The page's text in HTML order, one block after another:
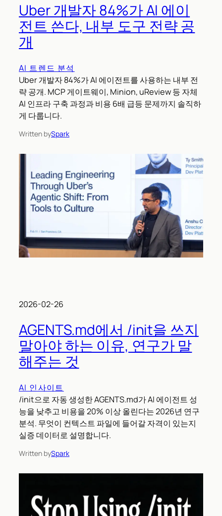
Uber 개발자 84%가 AI 에이
전트 쓴다, 내부 도구 전략 공
개
AI 트렌드 분석
Uber 개발자 84%가 AI 에이전트를 사용하는 내부 전
략 공개. MCP 게이트웨이, Minion, uReview 등 자체
AI 인프라 구축 과정과 비용 6배 급등 문제까지 솔직하
게 다룹니다.
Written bySpark
2026-02-26
AGENTS.md에서 /init을 쓰지
말아야 하는 이유, 연구가 말
해주는 것
AI 인사이트
/init으로 자동 생성한 AGENTS.md가 AI 에이전트 성
능을 낮추고 비용을 20% 이상 올린다는 2026년 연구
분석. 무엇이 컨텍스트 파일에 들어갈 자격이 있는지
실증 데이터로 설명합니다.
Written bySpark